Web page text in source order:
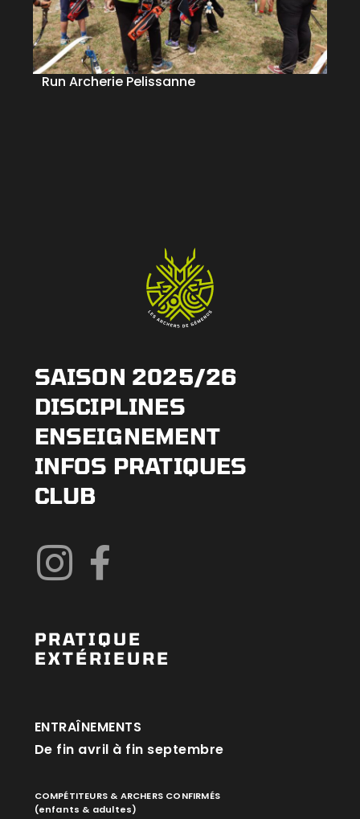
Run Archerie Pelissanne
SAISON 2025/26
DISCIPLINES
ENSEIGNEMENT
INFOS PRATIQUES
CLUB
PRATIQUE
EXTÉRIEURE
ENTRAÎNEMENTS
De fin avril à fin septembre
COMPÉTITEURS & ARCHERS CONFIRMÉS
(enfants & adultes)